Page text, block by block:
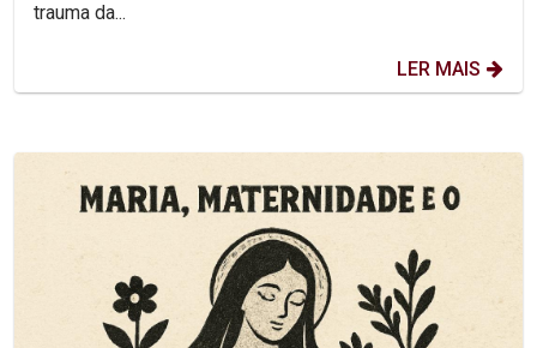
trauma da...
LER MAIS